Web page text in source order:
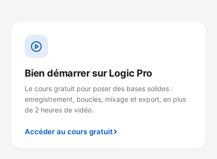
Bien démarrer sur Logic Pro
Le cours gratuit pour poser des bases solides :
enregistrement, boucles, mixage et export, en plus
de 2 heures de vidéo.
Accéder au cours gratuit